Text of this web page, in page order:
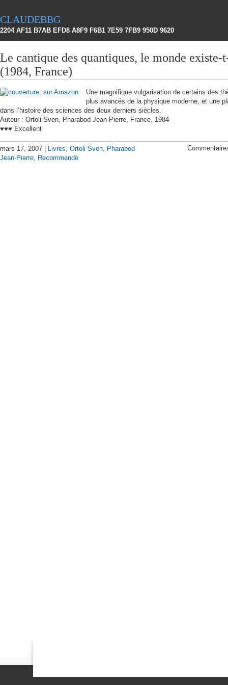
claudebbg
2204 AF11 B7AB EFD8 A8F9 F6B1 7E59 7FB9 950D 9620
Le cantique des quantiques, le monde existe-
(1984, France)
Une magnifique vulgarisation de certains des
plus avancés de la physique moderne, et une
dans l’histoire des sciences des deux derniers siècles.
Auteur : Ortoli Sven, Pharabod Jean-Pierre, France, 1984
♥♥♥ Excellent
mars 17, 2007 | Livres, Ortoli Sven, Pharabod
Jean-Pierre, Recommandé